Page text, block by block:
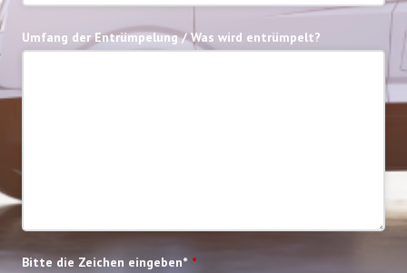
Umfang der Entrümpelung / Was wird entrümpelt?
Bitte die Zeichen eingeben* *